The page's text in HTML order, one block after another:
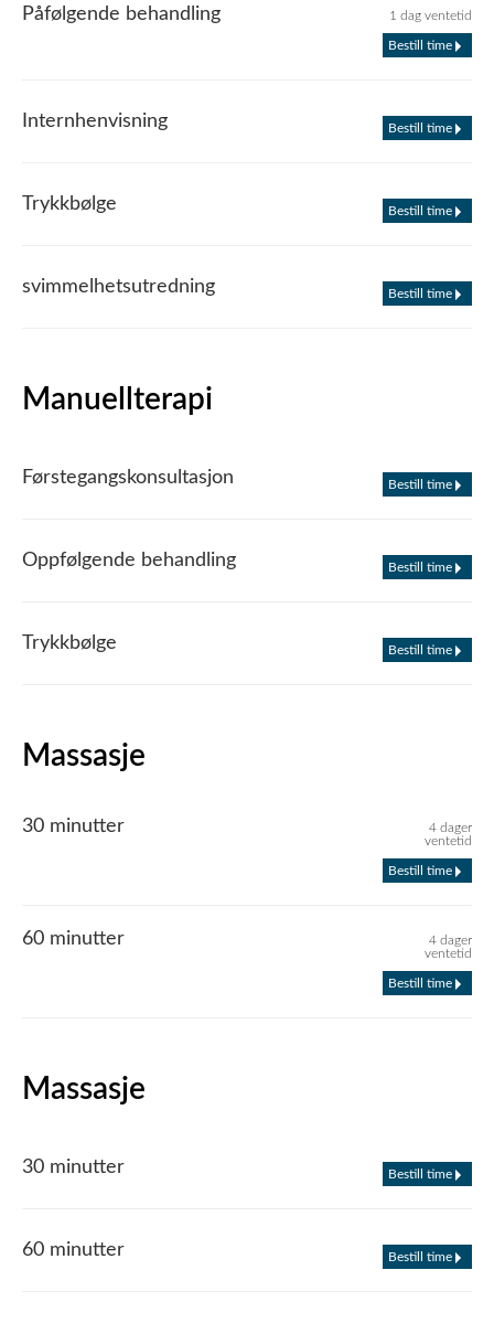
Påfølgende behandling 1 dag ventetid
Bestill time
Internhenvisning Bestill time
Trykkbølge Bestill time
svimmelhetsutredning Bestill time
Manuellterapi
Førstegangskonsultasjon Bestill time
Oppfølgende behandling Bestill time
Trykkbølge Bestill time
Massasje
30 minutter
4 dager
ventetid
Bestill time
60 minutter
4 dager
ventetid
Bestill time
Massasje
30 minutter Bestill time
60 minutter Bestill time